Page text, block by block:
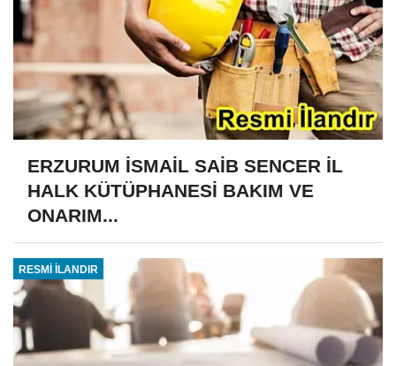
ERZURUM İSMAİL SAİB SENCER İL
HALK KÜTÜPHANESİ BAKIM VE
ONARIM...
RESMİ İLANDIR